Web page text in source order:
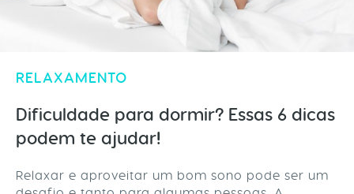
RELAXAMENTO
Dificuldade para dormir? Essas 6 dicas
podem te ajudar!
Relaxar e aproveitar um bom sono pode ser um